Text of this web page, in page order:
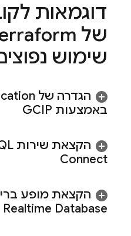
דוגמאות
שימוש
הגדרה של
באמצעות GCIP
הקצאת שירות
Connect
הקצאת מופע
Realtime Database